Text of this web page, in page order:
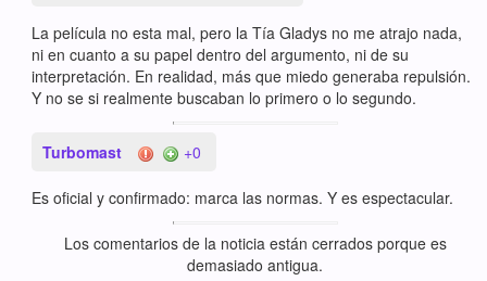
La película no esta mal, pero la Tía Gladys no me atrajo nada,
ni en cuanto a su papel dentro del argumento, ni de su
interpretación. En realidad, más que miedo generaba repulsión.
Y no se si realmente buscaban lo primero o lo segundo.
Turbomast +0
Es oficial y confirmado: marca las normas. Y es espectacular.
Los comentarios de la noticia están cerrados porque es
demasiado antigua.